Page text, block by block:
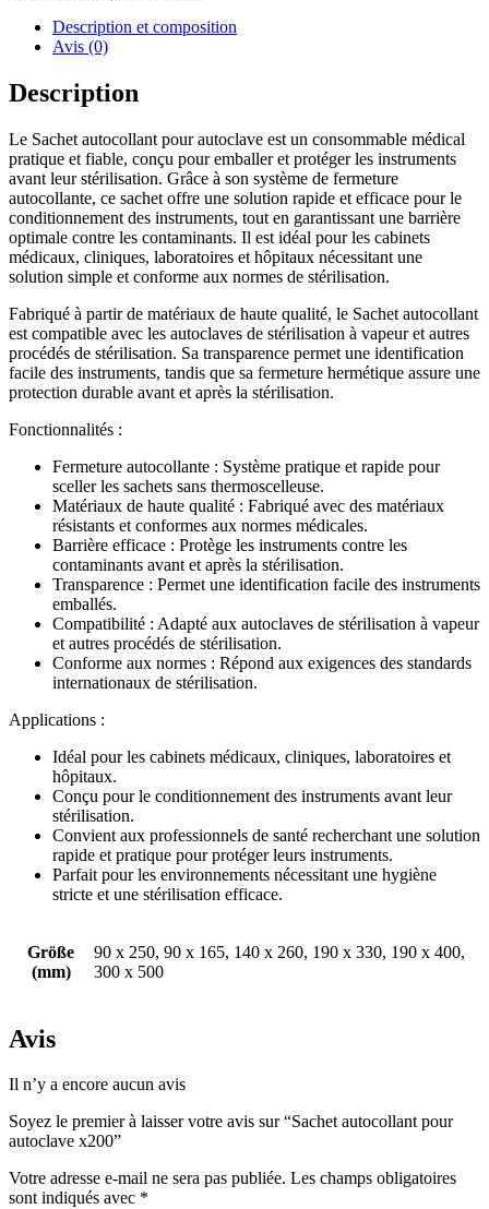
Description et composition
Avis (0)
Description
Le Sachet autocollant pour autoclave est un consommable médical
pratique et fiable, conçu pour emballer et protéger les instruments
avant leur stérilisation. Grâce à son système de fermeture
autocollante, ce sachet offre une solution rapide et efficace pour le
conditionnement des instruments, tout en garantissant une barrière
optimale contre les contaminants. Il est idéal pour les cabinets
médicaux, cliniques, laboratoires et hôpitaux nécessitant une
solution simple et conforme aux normes de stérilisation.
Fabriqué à partir de matériaux de haute qualité, le Sachet autocollant
est compatible avec les autoclaves de stérilisation à vapeur et autres
procédés de stérilisation. Sa transparence permet une identification
facile des instruments, tandis que sa fermeture hermétique assure une
protection durable avant et après la stérilisation.
Fonctionnalités :
Fermeture autocollante : Système pratique et rapide pour
sceller les sachets sans thermoscelleuse.
Matériaux de haute qualité : Fabriqué avec des matériaux
résistants et conformes aux normes médicales.
Barrière efficace : Protège les instruments contre les
contaminants avant et après la stérilisation.
Transparence : Permet une identification facile des instruments
emballés.
Compatibilité : Adapté aux autoclaves de stérilisation à vapeur
et autres procédés de stérilisation.
Conforme aux normes : Répond aux exigences des standards
internationaux de stérilisation.
Applications :
Idéal pour les cabinets médicaux, cliniques, laboratoires et
hôpitaux.
Conçu pour le conditionnement des instruments avant leur
stérilisation.
Convient aux professionnels de santé recherchant une solution
rapide et pratique pour protéger leurs instruments.
Parfait pour les environnements nécessitant une hygiène
stricte et une stérilisation efficace.
Größe
(mm)
90 x 250, 90 x 165, 140 x 260, 190 x 330, 190 x 400,
300 x 500
Avis
Il n’y a encore aucun avis
Soyez le premier à laisser votre avis sur “Sachet autocollant pour
autoclave x200”
Votre adresse e-mail ne sera pas publiée. Les champs obligatoires
sont indiqués avec *